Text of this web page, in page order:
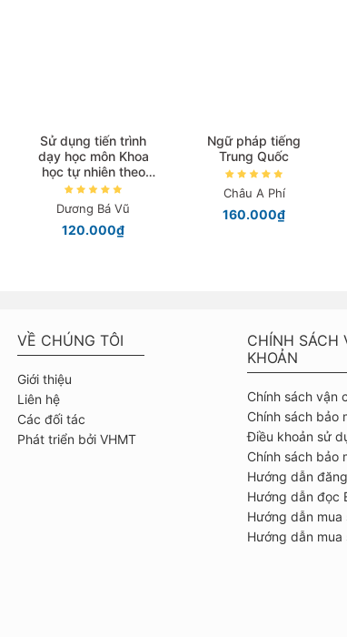
Sử dụng tiến trình
dạy học môn Khoa
học tự nhiên theo
hình thức dạy học B-
Learning
Dương Bá Vũ
120.000₫
Ngữ pháp tiếng
Trung Quốc
Châu A Phí
160.000₫
VỀ CHÚNG TÔI
Giới thiệu
Liên hệ
Các đối tác
Phát triển bởi VHMT
CHÍNH SÁCH
KHOẢN
Chính sách vận
Chính sách bảo
Điều khoản sử
Chính sách bảo
Hướng dẫn
Hướng dẫn đọc
Hướng dẫn mua
Hướng dẫn mua